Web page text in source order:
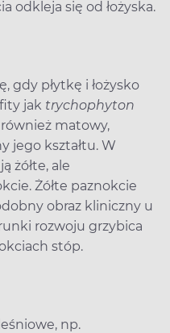
odkleja się od łożyska.
gdy płytkę i łożysko
jak trychophyton
matowy,
jego kształtu. W
żółte, ale
Żółte paznokcie
obraz kliniczny u
rozwoju grzybica
stóp.
np.